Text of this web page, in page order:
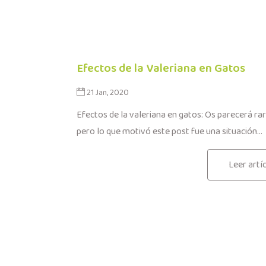
Efectos de la Valeriana en Gatos
21 Jan, 2020
Efectos de la valeriana en gatos: Os parecerá
pero lo que motivó este post fue una situación...
Leer